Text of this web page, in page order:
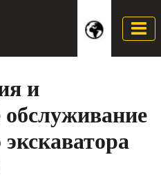
и
обслуживание